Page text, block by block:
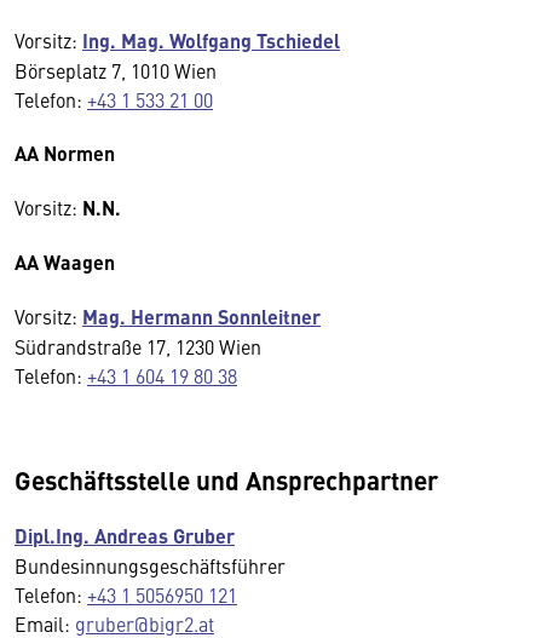
Vorsitz: Ing. Mag. Wolfgang Tschiedel
Börseplatz 7, 1010 Wien
Telefon: +43 1 533 21 00
AA Normen
Vorsitz: N.N.
AA Waagen
Vorsitz: Mag. Hermann Sonnleitner
Südrandstraße 17, 1230 Wien
Telefon: +43 1 604 19 80 38
Geschäftsstelle und Ansprechpartner
Dipl.Ing. Andreas Gruber
Bundesinnungsgeschäftsführer
Telefon: +43 1 5056950 121
Email: gruber@bigr2.at